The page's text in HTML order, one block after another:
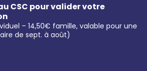
CSC pour valider votre
– 14,50€ famille, valable pour une
de sept. à août)